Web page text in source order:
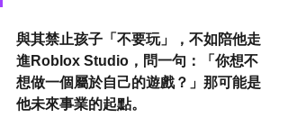
與其禁止孩子「不要玩」，不如陪他走
進Roblox Studio，問一句：「你想不
想做一個屬於自己的遊戲？」那可能是
他未來事業的起點。